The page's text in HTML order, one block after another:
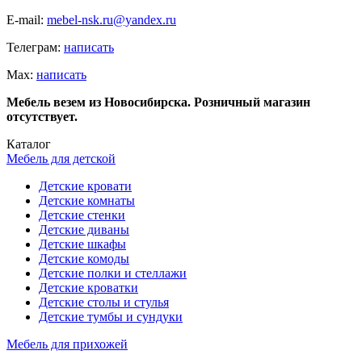
E-mail: mebel-nsk.ru@yandex.ru
Телеграм: написать
Мах: написать
Мебель везем из Новосибирска. Розничный магазин
отсутствует.
Каталог
Мебель для детской
Детские кровати
Детские комнаты
Детские стенки
Детские диваны
Детские шкафы
Детские комоды
Детские полки и стеллажи
Детские кроватки
Детские столы и стулья
Детские тумбы и сундуки
Мебель для прихожей